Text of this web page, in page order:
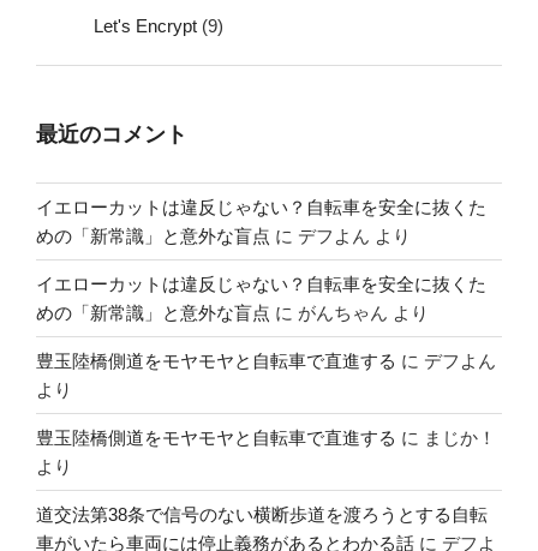
Let's Encrypt (9)
最近のコメント
イエローカットは違反じゃない？自転車を安全に抜くた
めの「新常識」と意外な盲点 に デフよん より
イエローカットは違反じゃない？自転車を安全に抜くた
めの「新常識」と意外な盲点 に がんちゃん より
豊玉陸橋側道をモヤモヤと自転車で直進する に デフよん
より
豊玉陸橋側道をモヤモヤと自転車で直進する に まじか！
より
道交法第38条で信号のない横断歩道を渡ろうとする自転
車がいたら車両には停止義務があるとわかる話 に デフよ